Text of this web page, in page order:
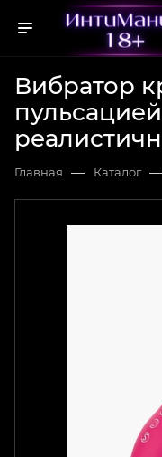
Вибратор
Главная — Каталог —